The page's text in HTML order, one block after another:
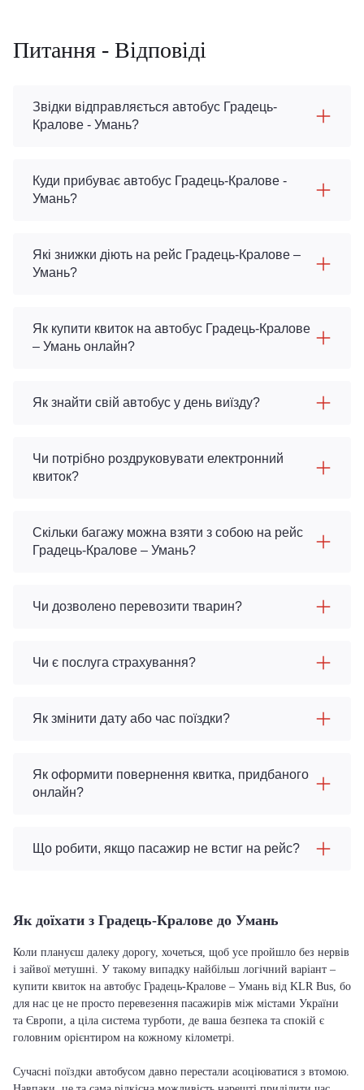
Питання - Відповіді
Звідки відправляється автобус Градець-
Кралове - Умань?
Куди прибуває автобус Градець-Кралове -
Умань?
Які знижки діють на рейс Градець-Кралове –
Умань?
Як купити квиток на автобус Градець-Кралове
– Умань онлайн?
Як знайти свій автобус у день виїзду?
Чи потрібно роздруковувати електронний
квиток?
Скільки багажу можна взяти з собою на рейс
Градець-Кралове – Умань?
Чи дозволено перевозити тварин?
Чи є послуга страхування?
Як змінити дату або час поїздки?
Як оформити повернення квитка, придбаного
онлайн?
Що робити, якщо пасажир не встиг на рейс?
Як доїхати з Градець-Кралове до Умань
Коли плануєш далеку дорогу, хочеться, щоб усе пройшло без нервів
і зайвої метушні. У такому випадку найбільш логічний варіант –
купити квиток на автобус Градець-Кралове – Умань від KLR Bus, бо
для нас це не просто перевезення пасажирів між містами України
та Європи, а ціла система турботи, де ваша безпека та спокій є
головним орієнтиром на кожному кілометрі.
Сучасні поїздки автобусом давно перестали асоціюватися з втомою.